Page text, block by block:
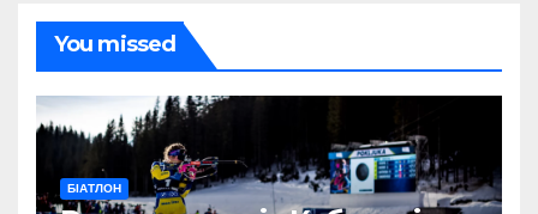
You missed
БІАТЛОН